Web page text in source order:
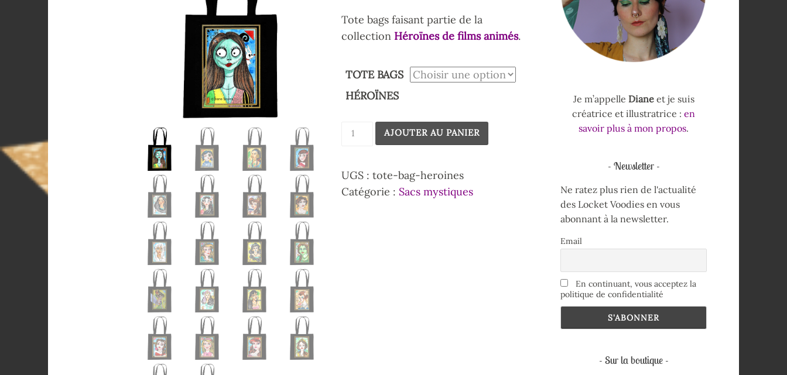
Tote bags faisant partie de la
collection Héroïnes de films animés.
TOTE BAGS
HÉROÏNES
AJOUTER AU PANIER
UGS : tote-bag-heroines
Catégorie : Sacs mystiques
Je m’appelle Dianeet je suis
créatrice et illustratrice : en
savoir plus à mon propos.
Newsletter
Ne ratez plus rien de l'actualité
des Locket Voodies en vous
abonnant à la newsletter.
Email
En continuant, vous acceptez la
politique de confidentialité
Sur la boutique